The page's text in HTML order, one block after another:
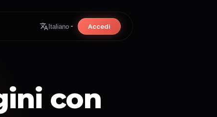
Italiano Accedi
con